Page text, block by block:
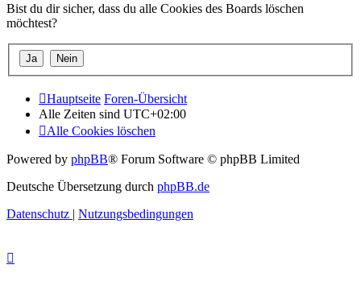
Bist du dir sicher, dass du alle Cookies des Boards löschen
möchtest?
Hauptseite Foren-Übersicht
Alle Zeiten sind UTC+02:00
Alle Cookies löschen
Powered by phpBB® Forum Software © phpBB Limited
Deutsche Übersetzung durch phpBB.de
Datenschutz | Nutzungsbedingungen